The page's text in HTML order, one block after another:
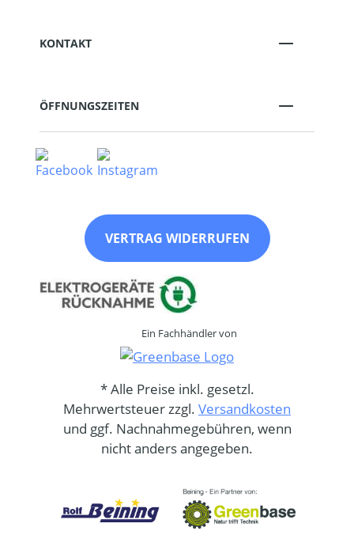
KONTAKT
ÖFFNUNGSZEITEN
VERTRAG WIDERRUFEN
Ein Fachhändler von
* Alle Preise inkl. gesetzl.
Mehrwertsteuer zzgl. Versandkosten
und ggf. Nachnahmegebühren, wenn
nicht anders angegeben.